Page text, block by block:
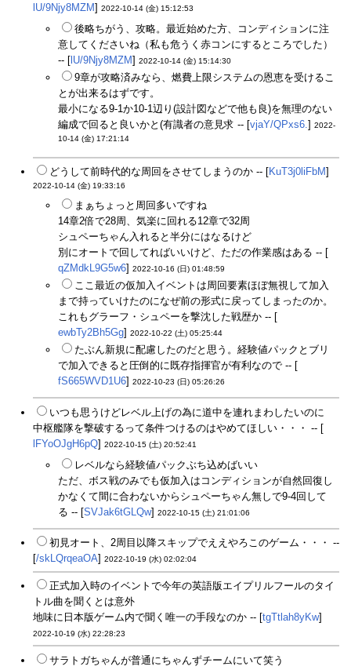
lU/9Njy8MZM] 2022-10-14 (金) 15:12:53
後略ちがう、攻略。最近始めた方、コンディションに注
意してくださいね（私も危うく赤コンにするところでした）
-- [ lU/9Njy8MZM] 2022-10-14 (金) 15:14:30
9章が攻略済みなら、燃費上限システムの恩恵を受けるこ
とが出来るはずです。
最小になる9-1か10-1辺り(設計図などで他も良)を無理のない
編成で回ると良いかと(有識者の意見求 -- [vjaY/QPxs6.] 2022-
10-14 (金) 17:21:14
どうして前時代的な周回をさせてしまうのか -- [KuT3j0liFbM]
2022-10-14 (金) 19:33:16
まぁちょっと周回多いですね
14章2倍で28周、気楽に回れる12章で32周
シュペーちゃん入れると半分にはなるけど
別にオートで回してればいいけど、ただの作業感はある -- [
qZMdkL9G5w6] 2022-10-16 (日) 01:48:59
ここ最近の仮加入イベントは周回要素ほぼ無視して加入
まで持っていけたのになぜ前の形式に戻ってしまったのか。
これもグラーフ・シュペーを撃沈した戦歴か -- [
ewbTy2Bh5Gg] 2022-10-22 (土) 05:25:44
たぶん新規に配慮したのだと思う。経験値パックとブリ
で加入できると圧倒的に既存指揮官が有利なので -- [
fS665WVD1U6] 2022-10-23 (日) 05:26:26
いつも思うけどレベル上げの為に道中を連れまわしたいのに
中枢艦隊を撃破するって条件つけるのはやめてほしい・・・ -- [
lFYoOJgH6pQ] 2022-10-15 (土) 20:52:41
レベルなら経験値パックぶち込めばいい
ただ、ボス戦のみでも仮加入はコンディションが自然回復し
かなくて間に合わないからシュペーちゃん無しで9-4回して
る -- [SVJak6tGLQw] 2022-10-15 (土) 21:01:06
初見オート、2周目以降スキップでええやろこのゲーム・・・ --
[/skLQrqeaOA] 2022-10-19 (水) 02:02:04
正式加入時のイベントで今年の英語版エイプリルフールのタイ
トル曲を聞くとは意外
地味に日本版ゲーム内で聞く唯一の手段なのか -- [tgTtlah8yKw]
2022-10-19 (水) 22:28:23
サラトガちゃんが普通にちゃんずチームにいて笑う